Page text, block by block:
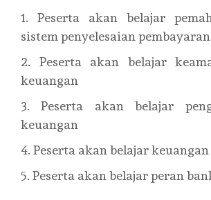
Peserta akan belajar
sistem penyelesaian pembayaran
Peserta akan belajar
keuangan
Peserta akan belajar
keuangan
Peserta akan belajar
Peserta akan belajar peran